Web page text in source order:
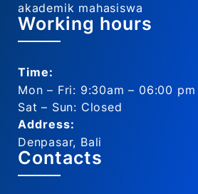
akademik mahasiswa
Working hours
Time:
Mon – Fri: 9:30am – 06:00 pm
Sat – Sun: Closed
Address:
Denpasar, Bali
Contacts